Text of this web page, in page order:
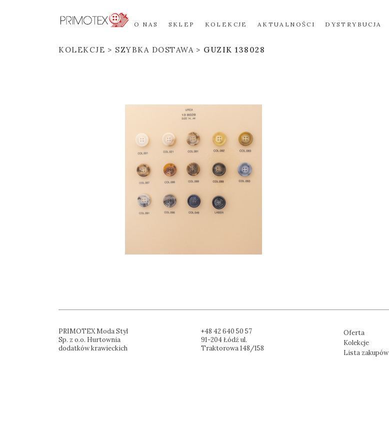
O NAS SKLEP KOLEKCJE AKTUALNOŚCI DYSTRYBUCJA
KOLEKCJE SZYBKA DOSTAWA GUZIK 138028
PRIMOTEX Moda Styl
Sp. z o.o. Hurtownia
dodatków krawieckich
+48 42 640 50 57
91-204 Łódź ul.
Traktorowa 148/158
Oferta
Kolekcje
Lista zakupów